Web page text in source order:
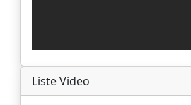
Liste Video